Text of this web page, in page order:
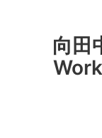
向田